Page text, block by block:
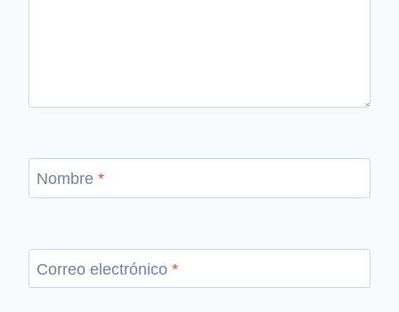
Nombre *
Correo electrónico *